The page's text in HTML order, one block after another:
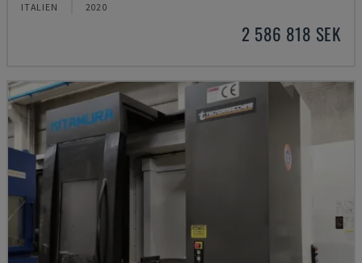
ITALIEN 2020
2 586 818 SEK